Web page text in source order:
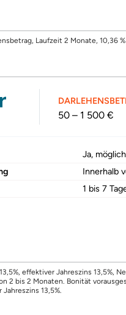
Laufzeit 2 Monate, 10,36
50 – 1 500 €
Ja, möglich
Innerhalb
1 bis 7
effektiver Jahreszins 13,5%,
2 bis 2 Monaten. Bonität
13,5%.